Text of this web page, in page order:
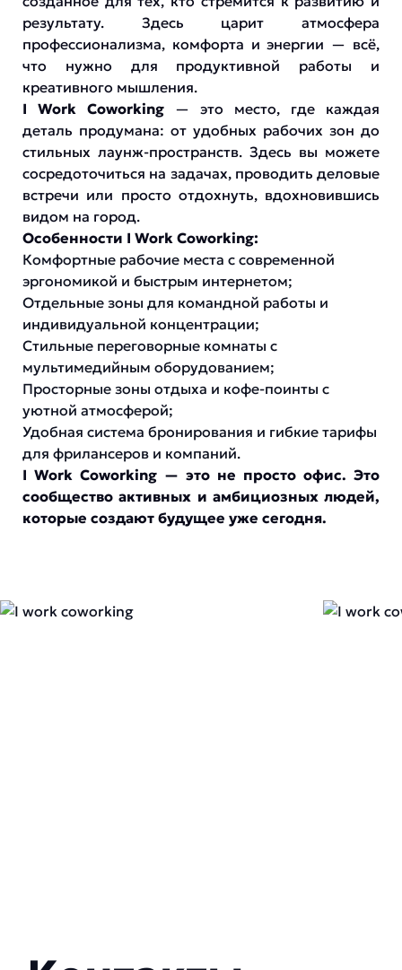
результату. Здесь царит атмосфера
профессионализма, комфорта и энергии — всё,
что нужно для продуктивной работы и
креативного мышления.
I Work Coworking — это место, где каждая
деталь продумана: от удобных рабочих зон до
стильных лаунж-пространств. Здесь вы можете
сосредоточиться на задачах, проводить деловые
встречи или просто отдохнуть, вдохновившись
видом на город.
Особенности I Work Coworking:
Комфортные рабочие места с современной
эргономикой и быстрым интернетом;
Отдельные зоны для командной работы и
индивидуальной концентрации;
Стильные переговорные комнаты с
мультимедийным оборудованием;
Просторные зоны отдыха и кофе-поинты с
уютной атмосферой;
Удобная система бронирования и гибкие тарифы
для фрилансеров и компаний.
I Work Coworking — это не просто офис. Это
сообщество активных и амбициозных людей,
которые создают будущее уже сегодня.